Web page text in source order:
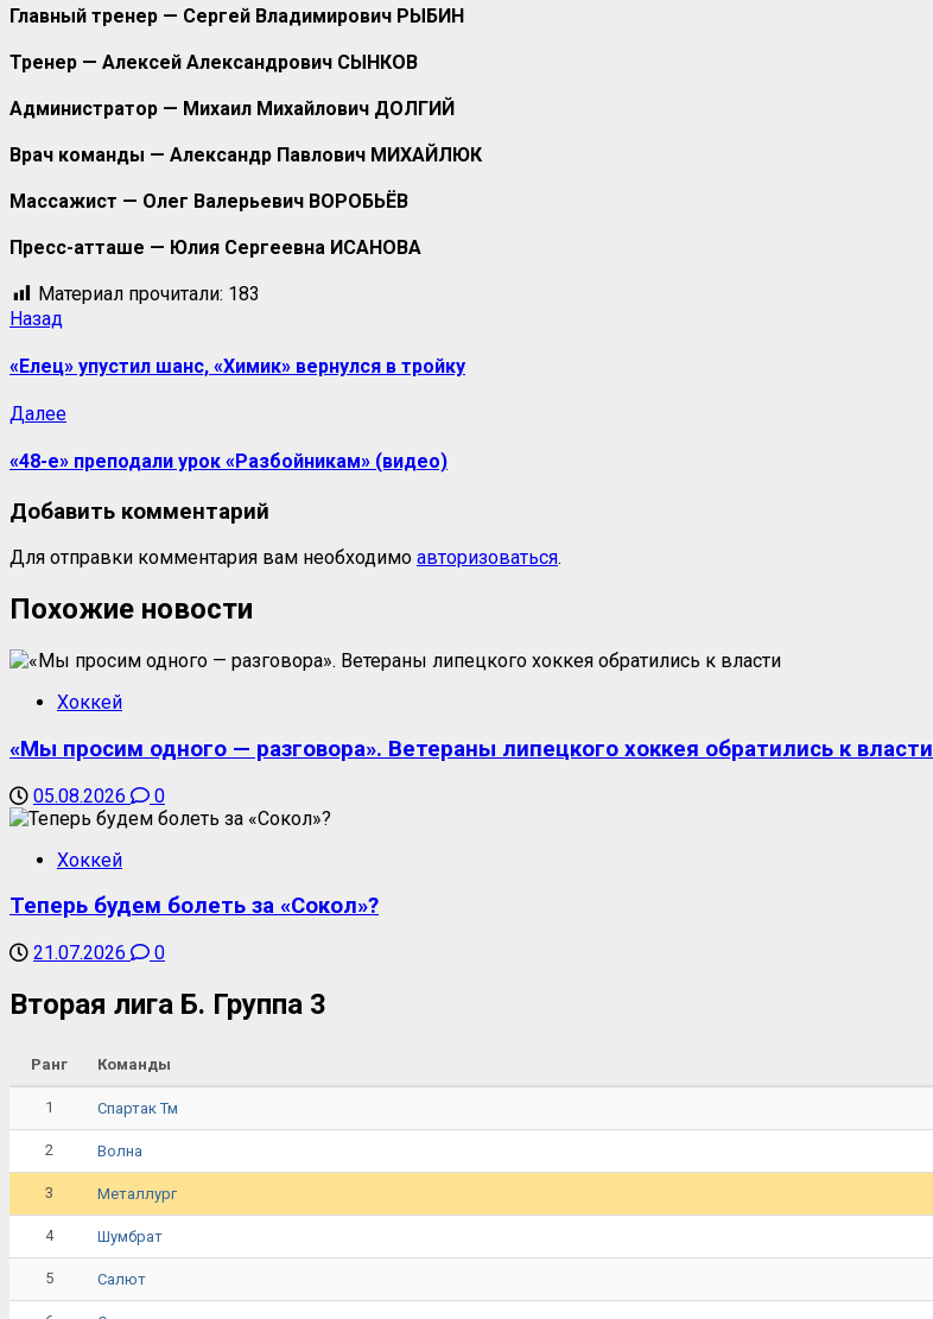
Главный тренер — Сергей Владимирович РЫБИН
Тренер — Алексей Александрович СЫНКОВ
Администратор — Михаил Михайлович ДОЛГИЙ
Врач команды — Александр Павлович МИХАЙЛЮК
Массажист — Олег Валерьевич ВОРОБЬЁВ
Пресс-атташе — Юлия Сергеевна ИСАНОВА
Материал прочитали: 183
Назад
«Елец» упустил шанс, «Химик» вернулся в тройку
Далее
«48-е» преподали урок «Разбойникам» (видео)
Добавить комментарий
Для отправки комментария вам необходимо авторизоваться.
Похожие новости
Хоккей
«Мы просим одного — разговора». Ветераны липецкого хоккея обратились к власти
05.08.2026 0
Хоккей
Теперь будем болеть за «Сокол»?
21.07.2026 0
Вторая лига Б. Группа 3
Ранг Команды
1 Спартак Тм
2 Волна
3 Металлург
4 Шумбрат
5 Салют